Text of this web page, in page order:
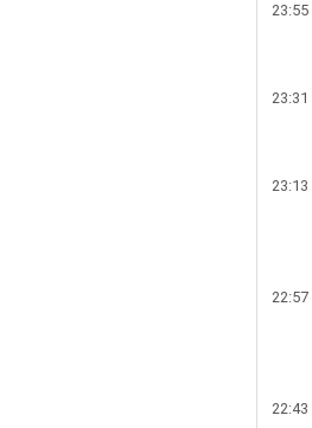
23:55
23:31
23:13
22:57
22:43